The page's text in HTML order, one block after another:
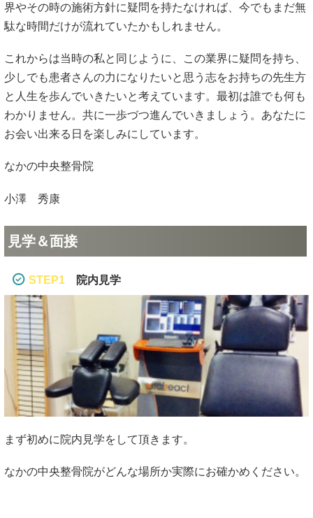
界やその時の施術方針に疑問を持たなければ、今でもまだ無
駄な時間だけが流れていたかもしれません。
これからは当時の私と同じように、この業界に疑問を持ち、
少しでも患者さんの力になりたいと思う志をお持ちの先生方
と人生を歩んでいきたいと考えています。最初は誰でも何も
わかりません。共に一歩づつ進んでいきましょう。あなたに
お会い出来る日を楽しみにしています。
なかの中央整骨院
小澤 秀康
見学＆面接
STEP1 院内見学
まず初めに院内見学をして頂きます。
なかの中央整骨院がどんな場所か実際にお確かめください。